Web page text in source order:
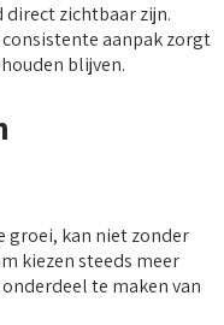
zichtbaar zijn.
aanpak zorgt
blijven.
groei, kan niet zonder
kiezen steeds meer
onderdeel te maken van